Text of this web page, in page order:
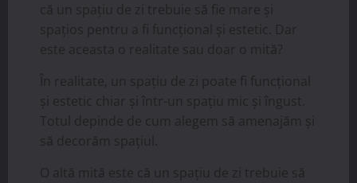
că un spațiu de zi trebuie să fie mare și
spațios pentru a fi funcțional și estetic. Dar
este aceasta o realitate sau doar o mită?
În realitate, un spațiu de zi poate fi funcțional
și estetic chiar și într-un spațiu mic și îngust.
Totul depinde de cum alegem să amenajăm și
să decorăm spațiul.
O altă mită este că un spațiu de zi trebuie să